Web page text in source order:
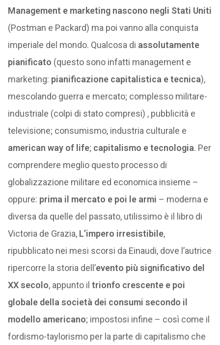
Management e marketing nascono negli Stati Uniti
(Postman e Packard) ma poi vanno alla conquista
imperiale del mondo. Qualcosa di assolutamente
pianificato (questo sono infatti management e
marketing: pianificazione capitalistica e tecnica),
mescolando guerra e mercato; complesso militare-
industriale (colpi di stato compresi) , pubblicità e
televisione; consumismo, industria culturale e
american way of life; capitalismo e tecnologia. Per
comprendere meglio questo processo di
globalizzazione militare ed economica insieme –
oppure: prima il mercato e poi le armi – moderna e
diversa da quelle del passato, utilissimo è il libro di
Victoria de Grazia,L’impero irresistibile,
ripubblicato nei mesi scorsi da Einaudi, dove l’autrice
ripercorre la storia dell’evento più significativo del
XX secolo, appunto il trionfo crescente e poi
globale della società dei consumi secondo il
modello americano; impostosi infine – così come il
fordismo-taylorismo per la parte di capitalismo che